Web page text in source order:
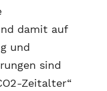
damit auf
und
sind
Zeitalter“